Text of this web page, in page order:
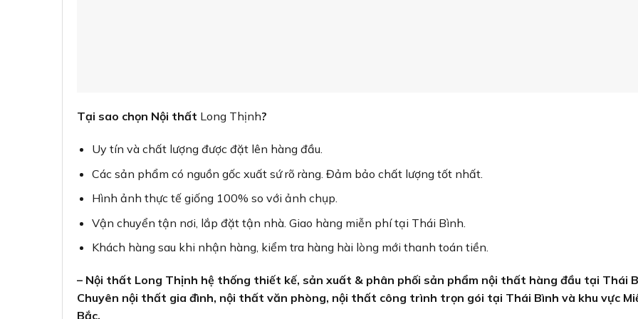
Tại sao chọn Nội thất Long Thịnh?
Uy tín và chất lượng được đặt lên hàng đầu.
Các sản phẩm có nguồn gốc xuất sứ rõ ràng. Đảm bảo chất lượng tốt nhất.
Hình ảnh thực tế giống 100% so với ảnh chụp.
Vận chuyển tận nơi, lắp đặt tận nhà. Giao hàng miễn phí tại Thái Bình.
Khách hàng sau khi nhận hàng, kiểm tra hàng hài lòng mới thanh toán tiền.
– Nội thất Long Thịnh hệ thống thiết kế, sản xuất & phân phối sản phẩm nội thất hàng đầu tại Thái
Chuyên nội thất gia đình, nội thất văn phòng, nội thất công trình trọn gói tại Thái Bình và khu vực
Bắc.